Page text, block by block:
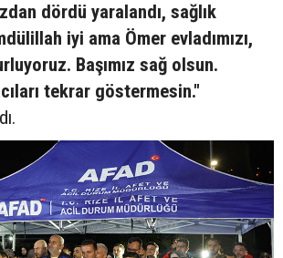
dördü yaralandı, sağlık
iyi ama Ömer evladımızı,
Başımız sağ olsun.
tekrar göstermesin."